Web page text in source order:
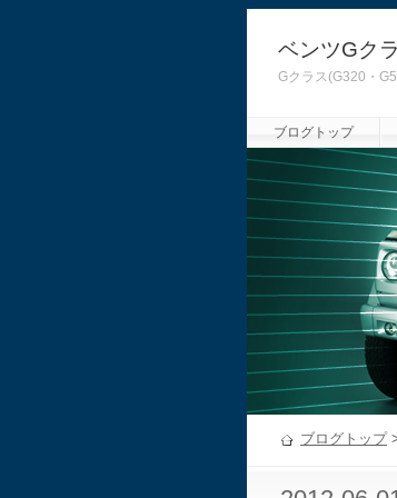
ベンツGク
Gクラス(G320・
ブログトップ
ブログトップ